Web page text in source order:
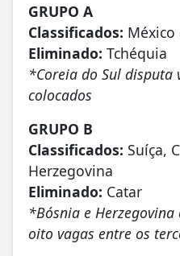
GRUPO A
Classificados: México
Eliminado: Tchéquia
*Coreia do Sul disputa
colocados
GRUPO B
Classificados: Suíça,
Herzegovina
Eliminado: Catar
*Bósnia e
oito vagas entre os